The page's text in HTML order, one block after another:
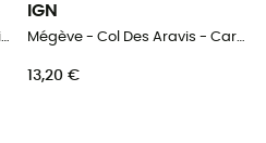
Albertville - Carte topographique
IGN
Mégève - Col Des Aravis - Carte topographique
13,20 €